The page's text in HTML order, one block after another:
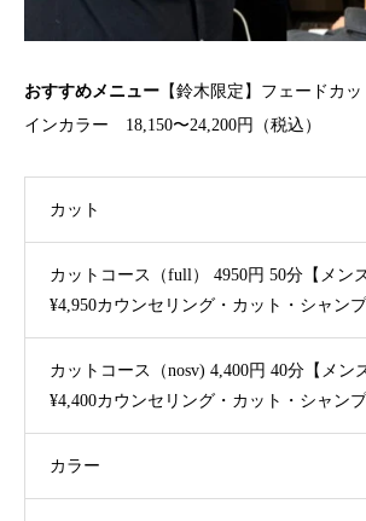
おすすめメニュー 【鈴木限定】フェードカ
インカラー 18,150〜24,200円（税込）
カット
カットコース（full） 4950円 50分【メンズ
¥4,950カウンセリング・カット・シャン
カットコース（nosv) 4,400円 40分【メン
¥4,400カウンセリング・カット・シャ
カラー